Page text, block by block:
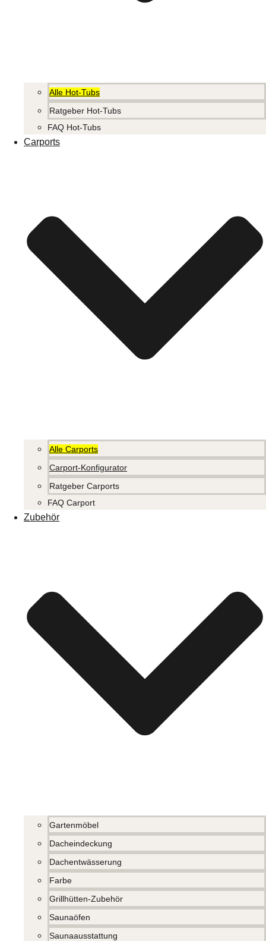
Alle Hot-Tubs
Ratgeber Hot-Tubs
FAQ Hot-Tubs
Carports
Alle Carports
Carport-Konfigurator
Ratgeber Carports
FAQ Carport
Zubehör
Gartenmöbel
Dacheindeckung
Dachentwässerung
Farbe
Grillhütten-Zubehör
Saunaöfen
Saunaausstattung